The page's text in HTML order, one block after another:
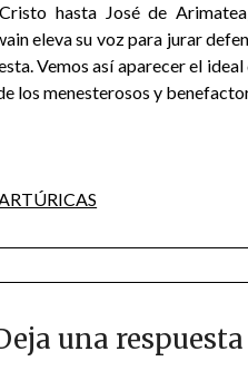
hasta José de
eleva su voz para jurar
Vemos así aparecer el
los menesterosos y
una respuesta